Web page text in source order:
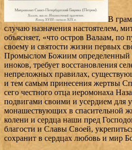
В
случаю назначения настоятелем,
объясняет, «что остров Валаам,
своему и святости жизни первых
Промыслом Божиим определенный
иноков, требует восстановления
непреложных правилах,
и тем самым принесения жертвы
сего честного отца иеромонаха
подвигами своими и усердием для
монашествующих в спасительной
колени и сердца наши пред
благости и Славы Своей,
сохранит в сердцах любовь и мир